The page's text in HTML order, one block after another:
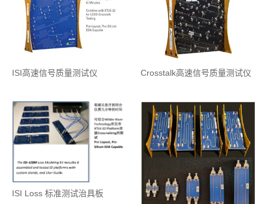
ISI高速信号质量测试仪 Crosstalk高速信号质量测试仪
ISI Loss 标准测试治具板